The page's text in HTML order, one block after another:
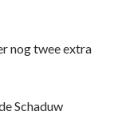
nog twee extra
Schaduw